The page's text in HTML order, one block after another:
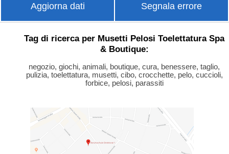
Aggiorna dati Segnala errore
Tag di ricerca per Musetti Pelosi Toelettatura Spa
& Boutique:
negozio, giochi, animali, boutique, cura, benessere, taglio,
pulizia, toelettatura, musetti, cibo, crocchette, pelo, cuccioli,
forbice, pelosi, parassiti